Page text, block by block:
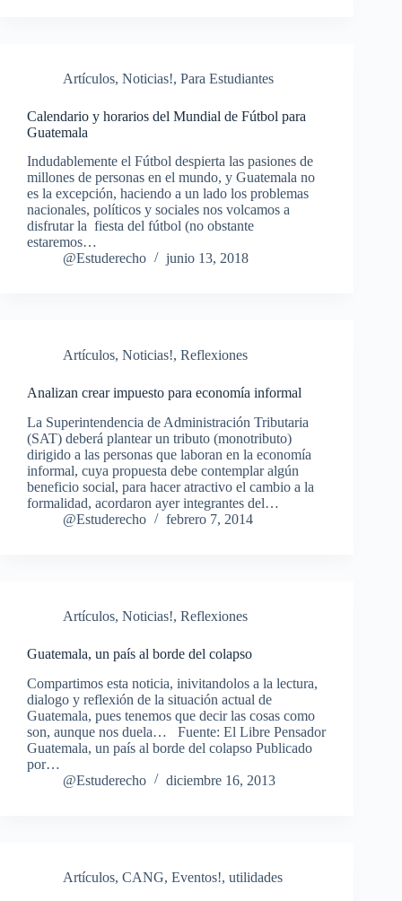
Artículos, Noticias!, Para Estudiantes
Calendario y horarios del Mundial de Fútbol para
Guatemala
Indudablemente el Fútbol despierta las pasiones de
millones de personas en el mundo, y Guatemala no
es la excepción, haciendo a un lado los problemas
nacionales, políticos y sociales nos volcamos a
disfrutar la fiesta del fútbol (no obstante
estaremos…
@Estuderecho
junio 13, 2018
Artículos, Noticias!, Reflexiones
Analizan crear impuesto para economía informal
La Superintendencia de Administración Tributaria
(SAT) deberá plantear un tributo (monotributo)
dirigido a las personas que laboran en la economía
informal, cuya propuesta debe contemplar algún
beneficio social, para hacer atractivo el cambio a la
formalidad, acordaron ayer integrantes del…
@Estuderecho
febrero 7, 2014
Artículos, Noticias!, Reflexiones
Guatemala, un país al borde del colapso
Compartimos esta noticia, inivitandolos a la lectura,
dialogo y reflexión de la situación actual de
Guatemala, pues tenemos que decir las cosas como
son, aunque nos duela… Fuente: El Libre Pensador
Guatemala, un país al borde del colapso Publicado
por…
@Estuderecho
diciembre 16, 2013
Artículos, CANG, Eventos!, utilidades